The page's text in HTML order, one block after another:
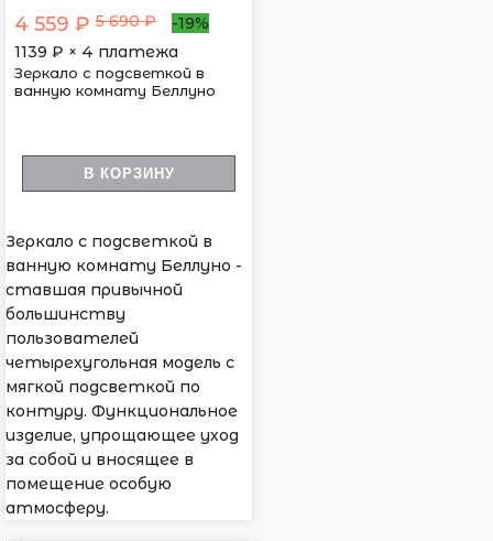
4 559 ₽ 5 690 ₽
-19%
1139 ₽ × 4 платежа
Зеркало с подсветкой в
ванную комнату Беллуно
В КОРЗИНУ
Зеркало с подсветкой в
ванную комнату Беллуно -
ставшая привычной
большинству
пользователей
четырехугольная модель с
мягкой подсветкой по
контуру. Функциональное
изделие, упрощающее уход
за собой и вносящее в
помещение особую
атмосферу.